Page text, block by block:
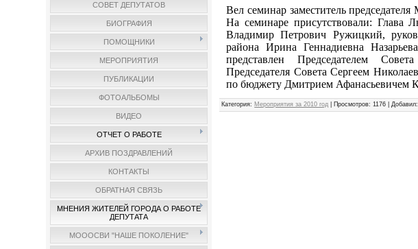
СОВЕТ ДЕПУТАТОВ
БИОГРАФИЯ
ПОМОЩНИКИ
МЕРОПРИЯТИЯ
ПУБЛИКАЦИИ
ФОТОАЛЬБОМЫ
ВИДЕО
ОТЧЕТ О РАБОТЕ
АРХИВ ПОЗДРАВЛЕНИЙ
КОНТАКТЫ
ОБРАТНАЯ СВЯЗЬ
МНЕНИЯ ЖИТЕЛЕЙ ГОРОДА О РАБОТЕ
ДЕПУТАТА
МОООСВИ "НАШЕ ПОКОЛЕНИЕ"
Вел семинар заместитель
На семинаре присутствовали: Глава
Владимир Петрович Ружицкий,
района Ирина Геннадиевна
представлен Председателем
Председателя Совета Сергеем
по бюджету Дмитрием Афанасьевичем
Категория: Мероприятия за 2010 год Просмотров: 1176 | Добавил